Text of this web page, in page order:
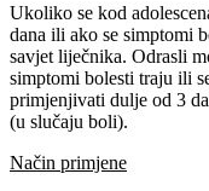
Ukoliko se kod
dana ili ako se simptomi
savjet liječnika. Odrasli
simptomi bolesti traju ili
primjenjivati dulje od 3
(u slučaju boli).
Način primjene